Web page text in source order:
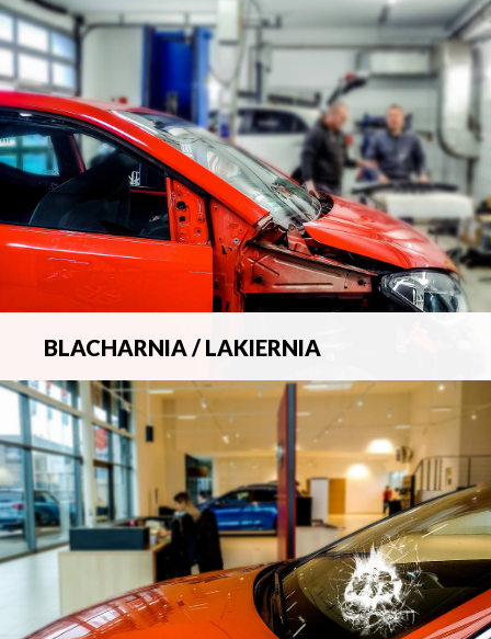
BLACHARNIA / LAKIERNIA
Kompleksowa obsługa wszelkich napraw
blacharsko-lakierniczych.